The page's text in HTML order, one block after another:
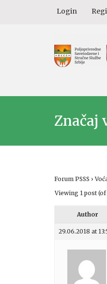
Login
Značaj
Forum PSSS ›
Viewing 1 post (of
Author
29.06.2018 at